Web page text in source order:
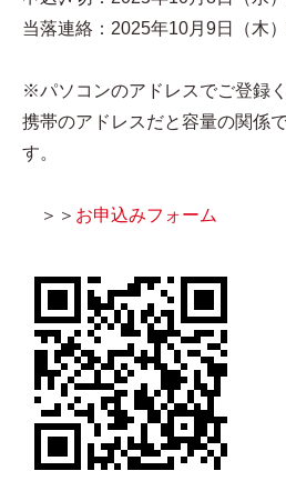
当落連絡：2025年10月9日（木
※パソコンのアドレスでご登録く
携帯のアドレスだと容量の関係
す。
＞＞ お申込みフォーム